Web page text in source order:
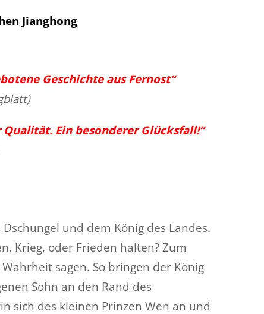
Jianghong
Geschichte aus Fernost“
Ein besonderer Glücksfall!“
und dem König des Landes.
Krieg, oder Frieden halten? Zum
sagen. So bringen der König
Sohn an den Rand des
sich des kleinen Prinzen Wen an und